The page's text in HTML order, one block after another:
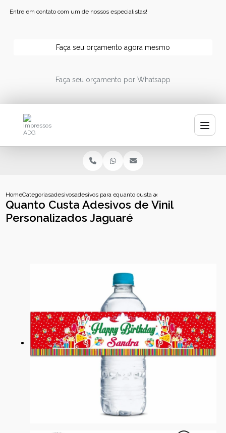
Entre em contato com um de nossos especialistas!
Faça seu orçamento agora mesmo
Faça seu orçamento por Whatsapp
HomeCategoriasadesivosadesivos para embalagensquanto custa adesivos de vinil
Quanto Custa Adesivos de Vinil
Personalizados Jaguaré